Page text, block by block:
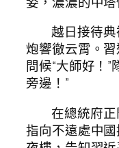
越日接待
炮響徹云霄。
問候“大師好！
旁邊！”
在總統府
指向不遠處中